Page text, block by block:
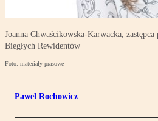
Joanna Chwaścikowska-Karwacka,
Biegłych Rewidentów
Foto: materiały prasowe
Paweł Rochowicz